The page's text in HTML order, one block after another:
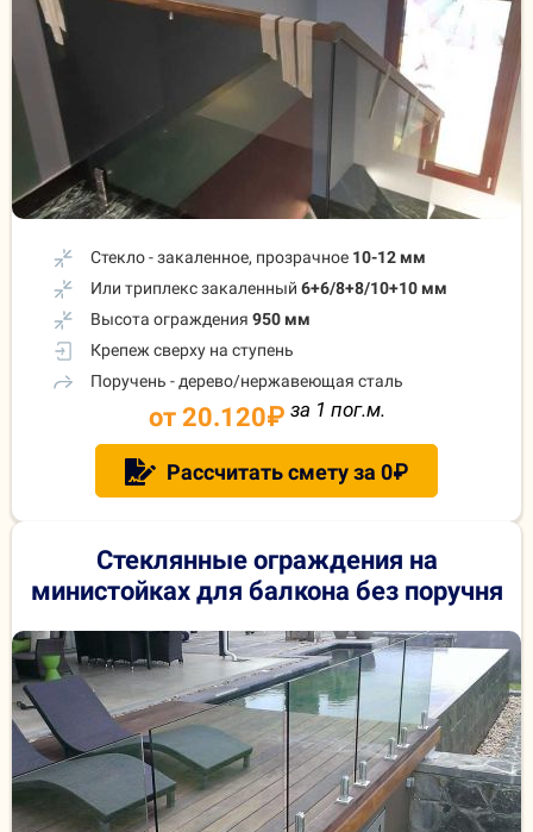
Стекло - закаленное, прозрачное 10-12 мм
Или триплекс закаленный 6+6/8+8/10+10 мм
Высота ограждения 950 мм
Крепеж сверху на ступень
Поручень - дерево/нержавеющая сталь
от 20.120₽ за 1 пог.м.
Рассчитать смету за 0₽
Стеклянные ограждения на
министойках для балкона без поручня